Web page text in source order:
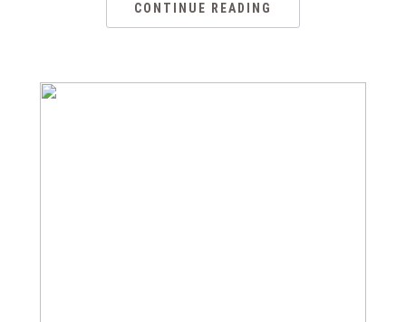
CONTINUE READING